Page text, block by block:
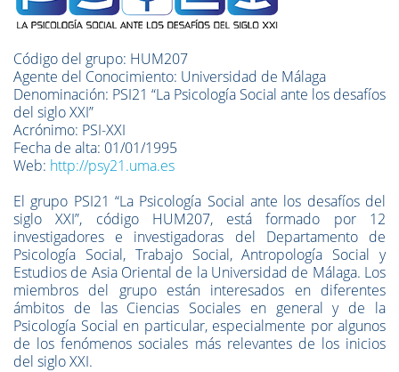
Código del grupo: HUM207
Agente del Conocimiento: Universidad de Málaga
Denominación: PSI21 “La Psicología Social ante los desafíos
del siglo XXI”
Acrónimo: PSI-XXI
Fecha de alta: 01/01/1995
Web: http://psy21.uma.es
El grupo PSI21 “La Psicología Social ante los desafíos del
siglo XXI”, código HUM207, está formado por 12
investigadores e investigadoras del Departamento de
Psicología Social, Trabajo Social, Antropología Social y
Estudios de Asia Oriental de la Universidad de Málaga. Los
miembros del grupo están interesados en diferentes
ámbitos de las Ciencias Sociales en general y de la
Psicología Social en particular, especialmente por algunos
de los fenómenos sociales más relevantes de los inicios
del siglo XXI.